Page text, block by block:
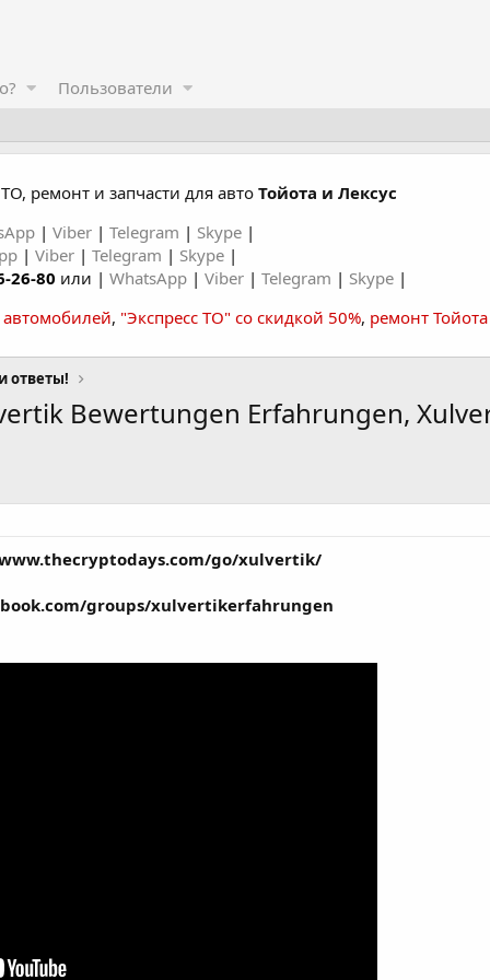
Пользователи
ремонт и запчасти для автоТойота и Лексус
| Viber | Telegram | Skype |
| Viber | Telegram | Skype |
26-80 или | WhatsApp | Viber | Telegram | Skype |
автомобилей, "Экспресс ТО" со скидкой 50%, ремонт Тойота
ответы!
Bewertungen Erfahrungen,
go/xulvertik/
groups/xulvertikerfahrungen